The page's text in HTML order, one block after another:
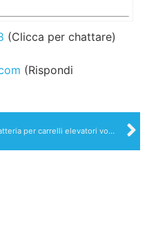
(Clicca per chattare)
(Rispondi
batteria per carrelli elevatori voltas in vendita e personalizzazione